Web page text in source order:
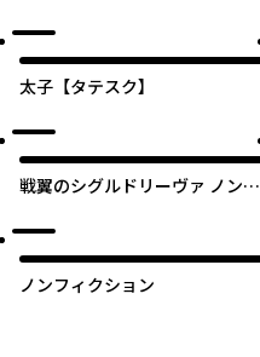
太子【タテスク】
戦翼のシグルドリーヴァ ノンス
ノンフィクション